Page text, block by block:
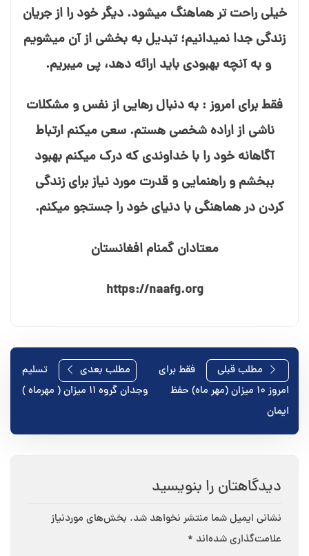
خیلی راحت⁯ تر هماهنگ می⁯شود. دیگر خود را از جریان
زندگی جدا نمی⁯دانیم؛ تبدیل به بخشی از آن می⁯شویم
و به آنچه بهبودی باید ارائه دهد، پی می⁯بریم.
فقط برای امروز : به دنبال رهایی از نفس و مشکلات
ناشی از اراده شخصی هستم. سعی می⁯کنم ارتباط
آگاهانه خود را با خداوندی که درک می⁯کنم بهبود
ببخشم و راهنمایی و قدرت مورد نیاز برای زندگی
کردن در هماهنگی با دنیای خود را جستجو می⁯کنم.
معتادان گمنام افغانستان
https://naafg.org
راهبری
نوشته
مطلب قبلی
فقط برای
امروز ۱۰ میزان (مهر ماه) حفظ
ایمان
مطلب بعدی
تسلیم
وجدان گروه ۱۱ میزان ( مهرماه )
دیدگاهتان را بنویسید
نشانی ایمیل شما منتشر نخواهد شد. بخش‌های موردنیاز
علامت‌گذاری شده‌اند *